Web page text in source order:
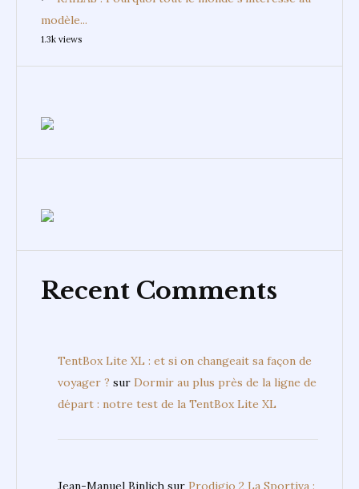
modèle...
1.3k views
Recent Comments
TentBox Lite XL : et si on changeait sa façon de
voyager ? sur Dormir au plus près de la ligne de
départ : notre test de la TentBox Lite XL
Jean-Manuel Binlich sur Prodigio 2 La Sportiva :